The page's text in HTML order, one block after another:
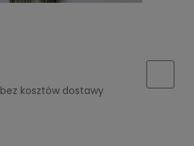
kosztów dostawy